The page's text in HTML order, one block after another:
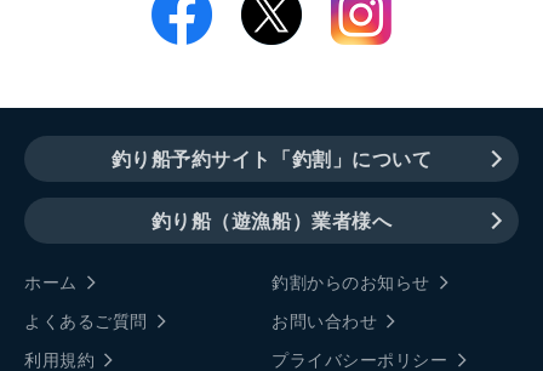
釣り船予約サイト「釣割」について
釣り船（遊漁船）業者様へ
ホーム
釣割からのお知らせ
よくあるご質問
お問い合わせ
利用規約
プライバシーポリシー